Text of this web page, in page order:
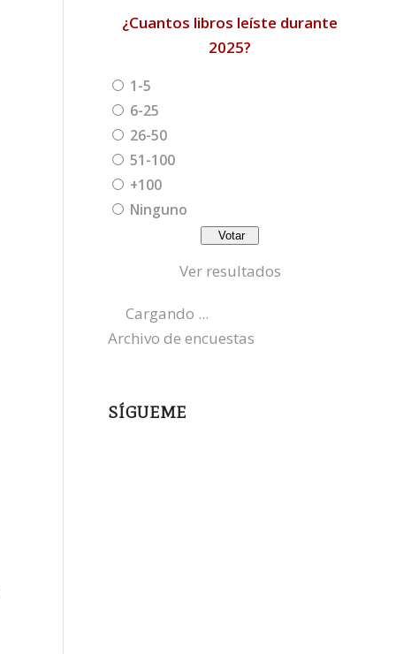
¿Cuantos libros leíste durante
2025?
1-5
6-25
26-50
51-100
+100
Ninguno
Ver resultados
Cargando ...
Archivo de encuestas
SÍGUEME